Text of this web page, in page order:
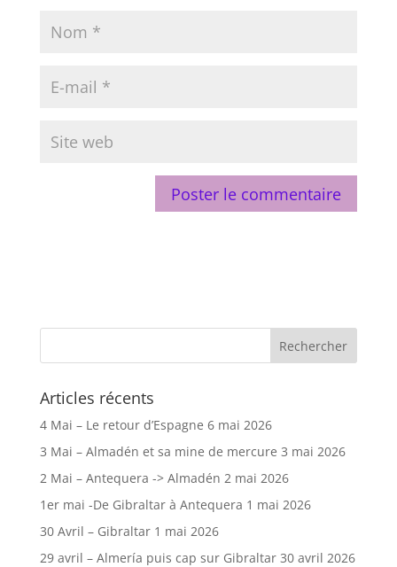
Articles récents
4 Mai – Le retour d’Espagne 6 mai 2026
3 Mai – Almadén et sa mine de mercure 3 mai 2026
2 Mai – Antequera -> Almadén 2 mai 2026
1er mai -De Gibraltar à Antequera 1 mai 2026
30 Avril – Gibraltar 1 mai 2026
29 avril – Almería puis cap sur Gibraltar 30 avril 2026